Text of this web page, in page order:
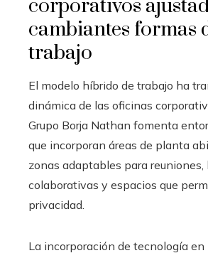
corporativos
cambiantes formas
trabajo
El modelo híbrido de trabajo ha
dinámica de las oficinas
Grupo Borja Nathan fomenta
que incorporan áreas de planta
zonas adaptables para reuniones,
colaborativas y espacios que
privacidad.
La incorporación de tecnología en